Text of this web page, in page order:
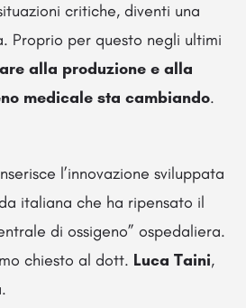
critiche, diventi una
Proprio per questo negli ultimi
alla produzione e alla
medicale sta cambiando.
l’innovazione sviluppata
italiana che ha ripensato il
di ossigeno” ospedaliera.
chiesto al dott. Luca Taini,